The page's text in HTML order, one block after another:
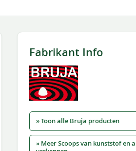
Fabrikant Info
» Toon alle Bruja producten
» Meer Scoops van kunststof en